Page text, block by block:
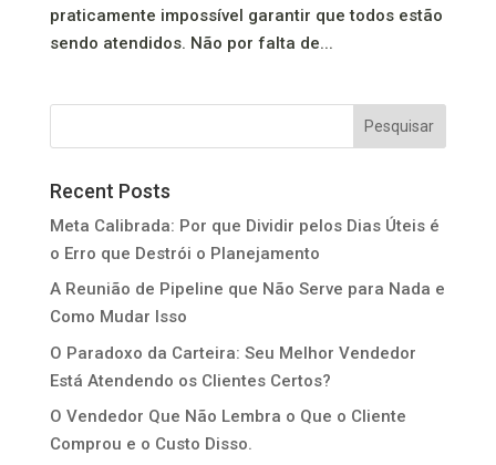
praticamente impossível garantir que todos estão
sendo atendidos. Não por falta de...
Pesquisar
Recent Posts
Meta Calibrada: Por que Dividir pelos Dias Úteis é
o Erro que Destrói o Planejamento
A Reunião de Pipeline que Não Serve para Nada e
Como Mudar Isso
O Paradoxo da Carteira: Seu Melhor Vendedor
Está Atendendo os Clientes Certos?
O Vendedor Que Não Lembra o Que o Cliente
Comprou e o Custo Disso.